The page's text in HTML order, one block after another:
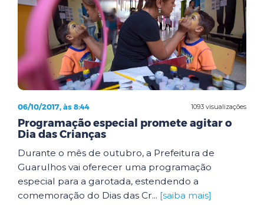
1093 visualizações
06/10/2017, às 8:44
Programação especial promete agitar o
Dia das Crianças
Durante o mês de outubro, a Prefeitura de
Guarulhos vai oferecer uma programação
especial para a garotada, estendendo a
comemoração do Dias das Cr... [saiba mais]